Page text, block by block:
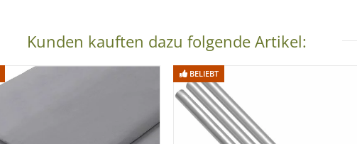
Kunden kauften dazu folgende Artikel:
BELIEBT